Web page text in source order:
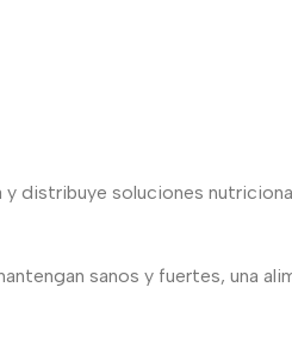
distribuye soluciones
sanos y fuertes, una